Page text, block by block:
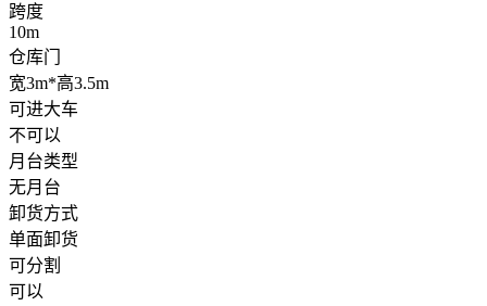
跨度
10m
仓库门
宽3m*高3.5m
可进大车
不可以
月台类型
无月台
卸货方式
单面卸货
可分割
可以